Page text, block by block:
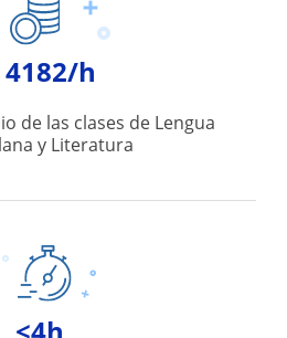
4182/h
de las clases de Lengua
y Literatura